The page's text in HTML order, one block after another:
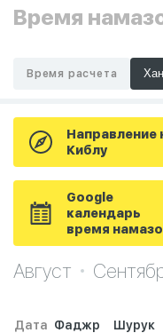
Время
Время расчета
Направление
Киблу
Google
календарь
время
Август
Дата Фаджр Шурук